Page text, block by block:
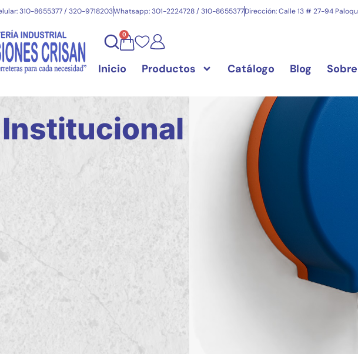
310-8655377 / 320-9718203Whatsapp: 301-2224728 / 310-8655377Dirección: Calle 13 # 27-94
0
Inicio Productos Catálogo Blog